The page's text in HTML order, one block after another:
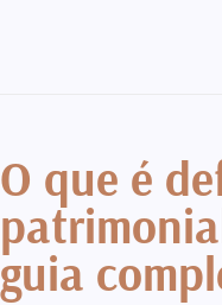
O que é
guia